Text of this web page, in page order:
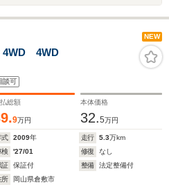
NEW
4WD 4WD
談可
総額
9万円
本体価格
32.5万円
式 2009年 走行 5.3万km
検
'27/01 修復
なし
証
保証付 整備
法定整備付
所
岡山県倉敷市